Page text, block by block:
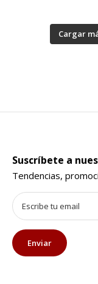
Cargar
Suscríbete a
Tendencias,